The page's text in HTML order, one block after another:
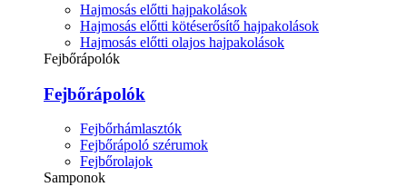
Hajmosás előtti hajpakolások
Hajmosás előtti kötéserősítő hajpakolások
Hajmosás előtti olajos hajpakolások
Fejbőrápolók
Fejbőrápolók
Fejbőrhámlasztók
Fejbőrápoló szérumok
Fejbőrolajok
Samponok